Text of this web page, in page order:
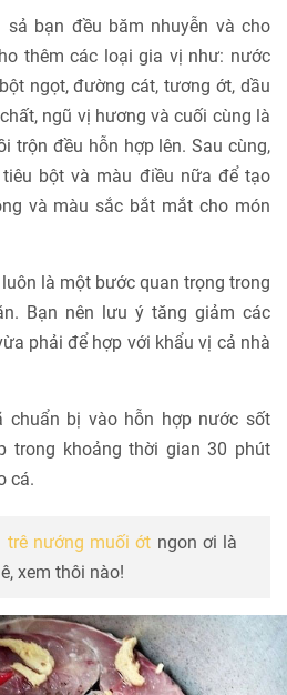
sả bạn đều băm nhuyễn và cho
thêm các loại gia vị như: nước
ngọt, đường cát, tương ớt, dầu
ngũ vị hương và cuối cùng là
trộn đều hỗn hợp lên. Sau cùng,
bột và màu điều nữa để tạo
và màu sắc bắt mắt cho món
là một bước quan trọng trong
Bạn nên lưu ý tăng giảm các
phải để hợp với khẩu vị cả nhà
chuẩn bị vào hỗn hợp nước sốt
trong khoảng thời gian 30 phút
cá.
trê nướng muối ớt ngon ơi là
xem thôi nào!